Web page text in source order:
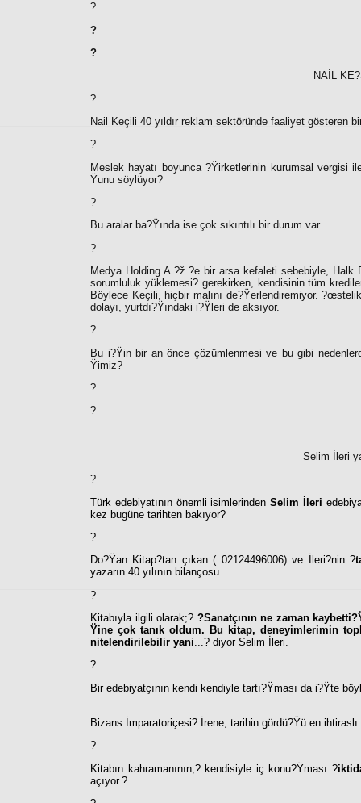
?
?
?
NAİL
?
Nail Keçili 40 yıldır reklam sektöründe faaliyet gösteren
?
Meslek hayatı boyunca ?Ÿirketlerinin kurumsal vergisi
Ÿunu söylüyor?
?
Bu aralar ba?Ÿında ise çok sıkıntılı bir durum var.
?
Medya Holding A.?ž.?e bir arsa kefaleti sebebiyle, Halk
sorumluluk yüklemesi?gerekirken, kendisinin tüm
Böylece Keçili, hiçbir malını de?Ÿerlendiremiyor.
dolayı, yurtdı?Ÿındaki i?Ÿleri de aksıyor.
?
Bu i?Ÿin bir an önce çözümlenmesi ve bu gibi
Ÿimiz?
?
?
Selim İleri
?
Türk edebiyatının önemli isimlerindenSelim İleri
kez bugüne tarihten bakıyor?
?
Do?Ÿan Kitap?tan çıkan ( 02124496006) ve İleri?nin ?
yazarın 40 yılının bilançosu.
?
Kitabıyla ilgili olarak;? ?Sanatçının ne zaman
Ÿine çok tanık oldum. Bu kitap, deneyimlerimin
nitelendirilebilir yani ...? diyor Selim İleri.
?
Bir edebiyatçının kendi kendiyle tartı?Ÿması da i?Ÿte
Bizans İmparatoriçesi? İrene, tarihin gördü?Ÿü en ihtiraslı
?
Kitabın kahramanının, ?kendisiyle iç konu?Ÿması ?
açıyor.?